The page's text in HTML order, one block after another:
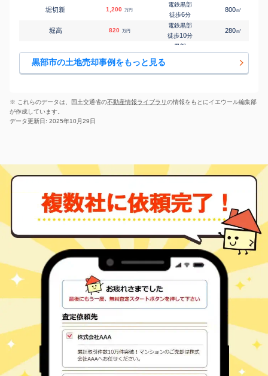
堀切新 1,200 万円
電鉄黒部
徒歩6分
800㎡
堀高 820 万円
電鉄黒部
徒歩10分
280㎡
前沢 380 万円
黒部
145㎡
三日市 110 万円
2
610㎡
徒歩8 分
三日市
黒部市の土地売却事例をもっと見る
※ これらのデータは、国土交通省の不動産情報ライブラリの情報をもとにイエウール編集部
が作成しています。
データ更新日: 2025年10月29日